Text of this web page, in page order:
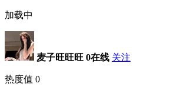
加载中
麦子旺旺旺 0在线 关注
热度值 0